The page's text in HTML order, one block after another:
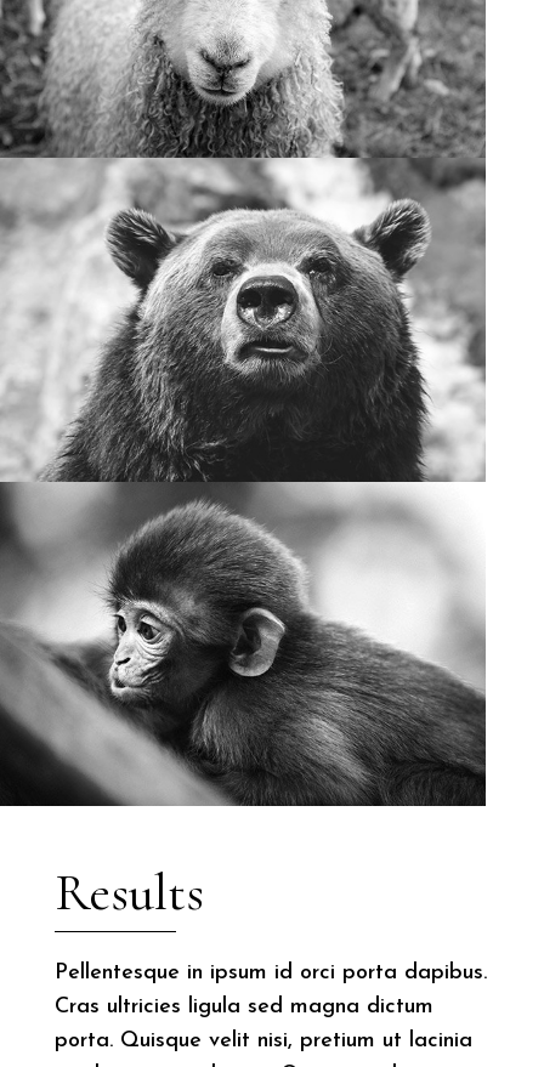
Results
Pellentesque in ipsum id orci porta dapibus.
Cras ultricies ligula sed magna dictum
porta. Quisque velit nisi, pretium ut lacinia